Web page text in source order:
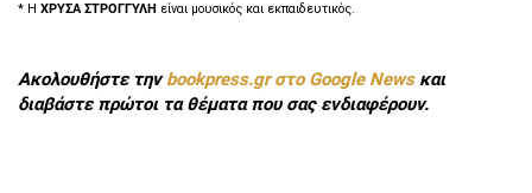
* Η ΧΡΥΣΑ ΣΤΡΟΓΓΥΛΗ είναι μουσικός και εκπαιδευτικός.
Ακολουθήστε τηνbookpress.gr στο Google Newsκαι
διαβάστε πρώτοι τα θέματα που σας ενδιαφέρουν.